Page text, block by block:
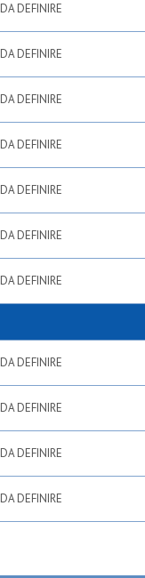
DA DEFINIRE
DA DEFINIRE
DA DEFINIRE
DA DEFINIRE
DA DEFINIRE
DA DEFINIRE
DA DEFINIRE
DA DEFINIRE
DA DEFINIRE
DA DEFINIRE
DA DEFINIRE